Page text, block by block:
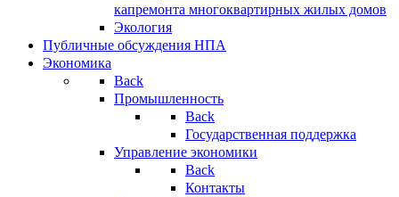
капремонта многоквартирных жилых домов
Экология
Публичные обсуждения НПА
Экономика
Back
Промышленность
Back
Государственная поддержка
Управление экономики
Back
Контакты